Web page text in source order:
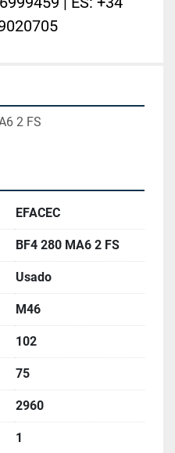
2 FS
EFACEC
BF4 280 MA6 2 FS
Usado
M46
102
75
2960
1